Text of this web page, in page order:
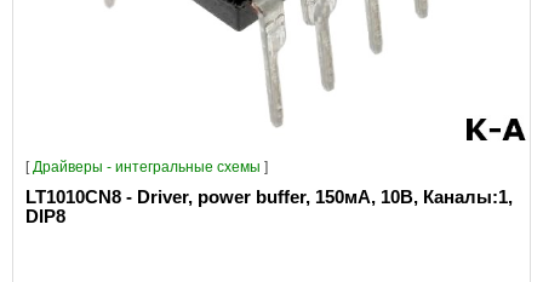
[ Драйверы - интегральные схемы ]
LT1010CN8 - Driver, power buffer, 150мА, 10В, Каналы:1,
DIP8